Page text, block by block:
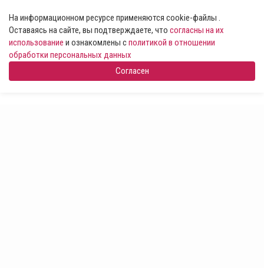
На информационном ресурсе применяются cookie-файлы .
Оставаясь на сайте, вы подтверждаете, что согласны на их
использование и ознакомлены сполитикой в отношении
обработки персональных данных
Согласен